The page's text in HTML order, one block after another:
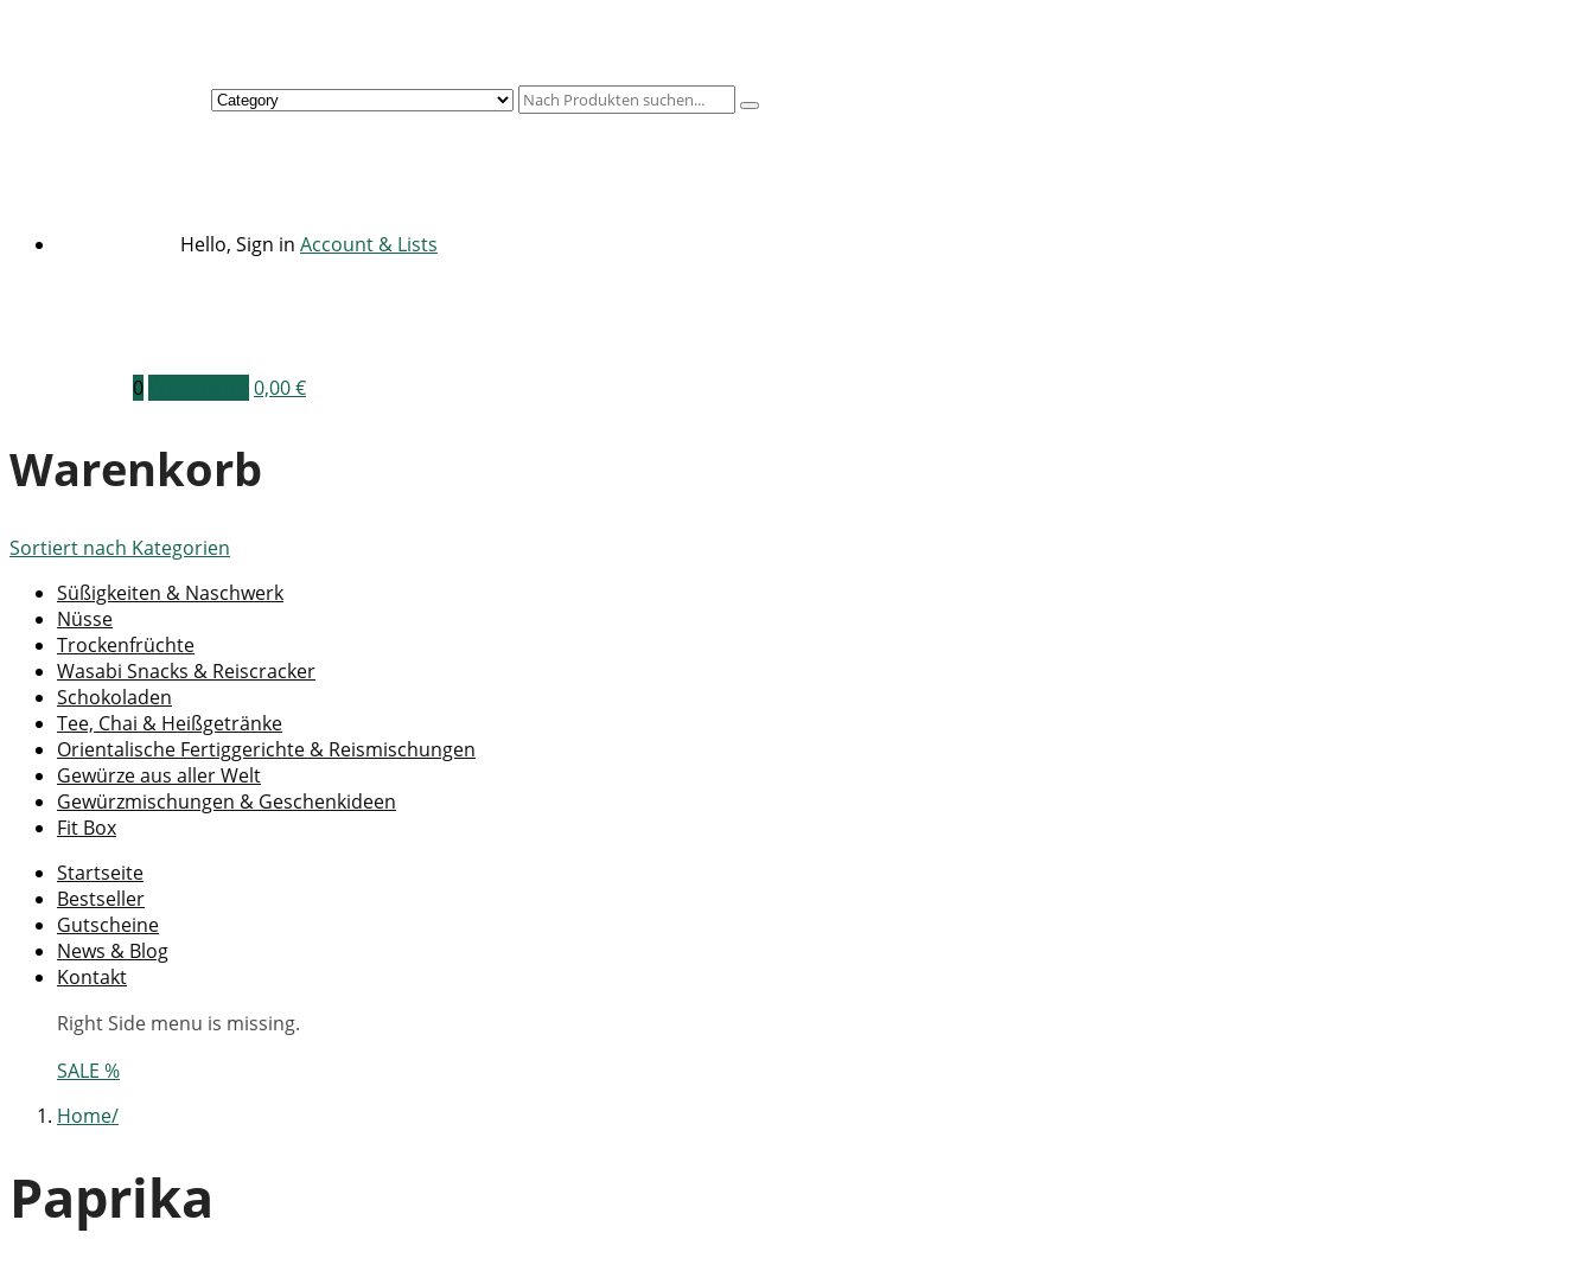
Hello, Sign in Account & Lists
0 0,00€
Warenkorb
Sortiert nach Kategorien
Süßigkeiten & Naschwerk
Nüsse
Trockenfrüchte
Wasabi Snacks & Reiscracker
Schokoladen
Tee, Chai & Heißgetränke
Orientalische Fertiggerichte & Reismischungen
Gewürze aus aller Welt
Gewürzmischungen & Geschenkideen
Fit Box
Startseite
Bestseller
Gutscheine
News & Blog
Kontakt
Right Side menu is missing.
SALE %
Home
Paprika